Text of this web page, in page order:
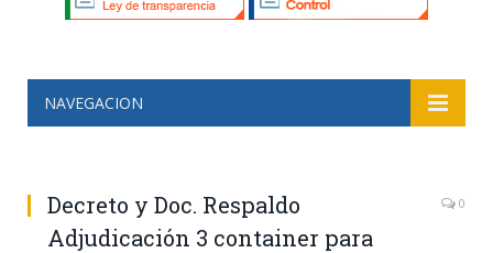
NAVEGACION
Decreto y Doc. Respaldo
Adjudicación 3 container para
0